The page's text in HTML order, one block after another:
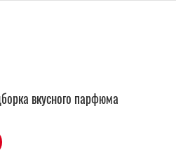
вкусного парфюма